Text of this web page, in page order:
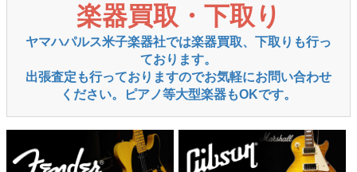
楽器買取・下取り
ヤマハパルス米子楽器社では楽器買取、下取りも行っ
ております。
出張査定も行っておりますのでお気軽にお問い合わせ
ください。ピアノ等大型楽器もOKです。